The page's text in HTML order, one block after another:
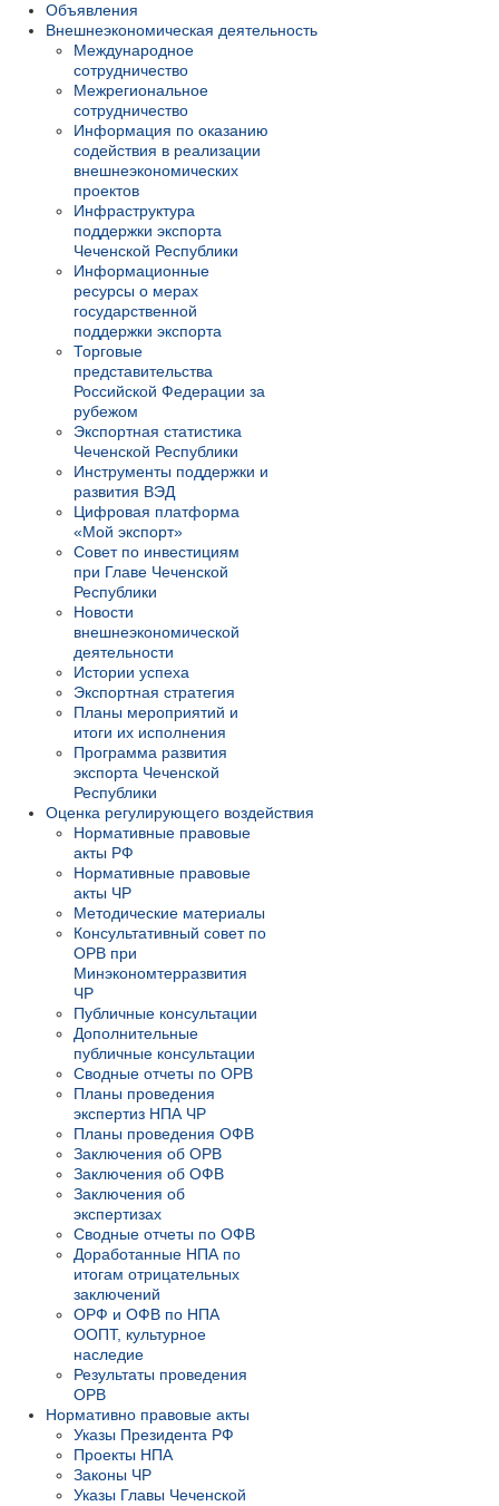
Объявления
Внешнеэкономическая деятельность
Международное
сотрудничество
Межрегиональное
сотрудничество
Информация по оказанию
содействия в реализации
внешнеэкономических
проектов
Инфраструктура
поддержки экспорта
Чеченской Республики
Информационные
ресурсы о мерах
государственной
поддержки экспорта
Торговые
представительства
Российской Федерации за
рубежом
Экспортная статистика
Чеченской Республики
Инструменты поддержки и
развития ВЭД
Цифровая платформа
«Мой экспорт»
Совет по инвестициям
при Главе Чеченской
Республики
Новости
внешнеэкономической
деятельности
Истории успеха
Экспортная стратегия
Планы мероприятий и
итоги их исполнения
Программа развития
экспорта Чеченской
Республики
Оценка регулирующего воздействия
Нормативные правовые
акты РФ
Нормативные правовые
акты ЧР
Методические материалы
Консультативный совет по
ОРВ при
Минэкономтерразвития
ЧР
Публичные консультации
Дополнительные
публичные консультации
Сводные отчеты по ОРВ
Планы проведения
экспертиз НПА ЧР
Планы проведения ОФВ
Заключения об ОРВ
Заключения об ОФВ
Заключения об
экспертизах
Сводные отчеты по ОФВ
Доработанные НПА по
итогам отрицательных
заключений
ОРФ и ОФВ по НПА
ООПТ, культурное
наследие
Результаты проведения
ОРВ
Нормативно правовые акты
Указы Президента РФ
Проекты НПА
Законы ЧР
Указы Главы Чеченской